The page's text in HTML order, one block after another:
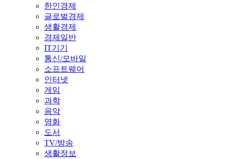
한인경제
글로벌경제
생활경제
경제일반
IT기기
통신/모바일
소프트웨어
인터넷
게임
과학
음악
영화
도서
TV/방송
생활정보